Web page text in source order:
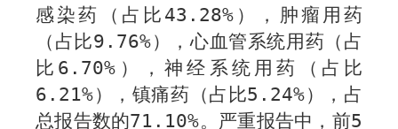
感染药（占比 43.28% ），肿瘤用药
（占比9.76%），心血管系统用药（占
比 6.70% ），神经系统用药（占比
6.21%），镇痛药（占比5.24%），占
总报告数的71.10%。严重报告中，前5